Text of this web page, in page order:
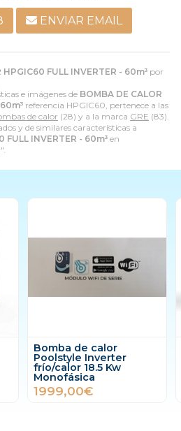
HPGIC60 FULL INVERTER - 60m³ por
e imágenes de BOMBA DE CALOR
referencia HPGIC60, pertenece a las
de calor (28) y a la marca GRE (83).
y de similares características a
FULL INVERTER - 60m³ en
ENVIAR EMAIL
Bomba de calor
Poolstyle Inverter
frío/calor 18.5 Kw
Monofásica
1999,00€